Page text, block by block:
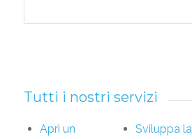
Tutti i nostri servizi
Apri un
Sviluppa la